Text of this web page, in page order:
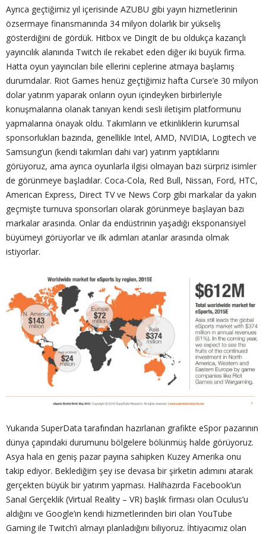
Ayrıca geçtiğimiz yıl içerisinde AZUBU gibi yayın hizmetlerinin
özsermaye finansmanında 34 milyon dolarlık bir yükseliş
gösterdiğini de gördük. Hitbox ve DingIt de bu oldukça kazançlı
yayıncılık alanında Twitch ile rekabet eden diğer iki büyük firma.
Hatta oyun yayıncıları bile ellerini ceplerine atmaya başlamış
durumdalar. Riot Games henüz geçtiğimiz hafta Curse’e 30 milyon
dolar yatırım yaparak onların oyun içindeyken birbirleriyle
konuşmalarına olanak tanıyan kendi sesli iletişim platformunu
yapmalarına önayak oldu. Takımların ve etkinliklerin kurumsal
sponsorlukları bazında, genellikle Intel, AMD, NVIDIA, Logitech ve
Samsung’un (kendi takımları dahi var) yatırım yaptıklarını
görüyoruz, ama ayrıca oyunlarla ilgisi olmayan bazı sürpriz isimler
de görünmeye başladılar. Coca-Cola, Red Bull, Nissan, Ford, HTC,
American Express, Direct TV ve News Corp gibi markalar da yakın
geçmişte turnuva sponsorları olarak görünmeye başlayan bazı
markalar arasında. Onlar da endüstrinin yaşadığı eksponansiyel
büyümeyi görüyorlar ve ilk adımları atanlar arasında olmak
istiyorlar.
Yukarıda SuperData tarafından hazırlanan grafikte eSpor pazarının
dünya çapındaki durumunu bölgelere bölünmüş halde görüyoruz.
Asya hala en geniş pazar payına sahipken Kuzey Amerika onu
takip ediyor. Beklediğim şey ise devasa bir şirketin adımını atarak
gerçekten büyük bir yatırım yapması. Halihazırda Facebook’un
Sanal Gerçeklik (Virtual Reality – VR) başlık firması olan Oculus’u
aldığını ve Google’ın kendi hizmetlerinden biri olan YouTube
Gaming ile Twitch’i almayı planladığını biliyoruz. İhtiyacımız olan